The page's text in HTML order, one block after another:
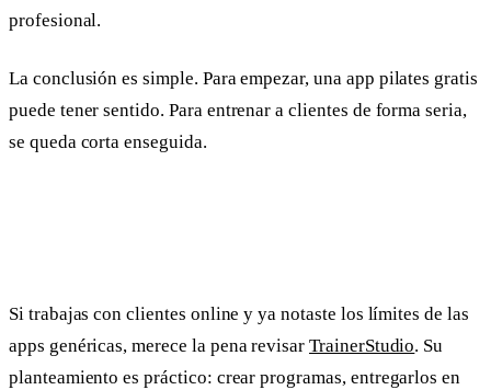
profesional.
La conclusión es simple. Para empezar, una app pilates gratis
puede tener sentido. Para entrenar a clientes de forma seria,
se queda corta enseguida.
Si trabajas con clientes online y ya notaste los límites de las
apps genéricas, merece la pena revisarTrainerStudio. Su
planteamiento es práctico: crear programas, entregarlos en